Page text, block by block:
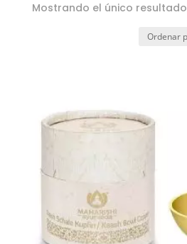
Mostrando el único resultado